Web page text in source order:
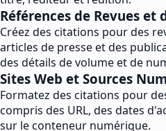
Références de Revues et
Créez des citations pour des
articles de presse et des
des détails de volume et de
Sites Web et Sources
Formatez des citations pour
compris des URL, des dates
sur le conteneur numérique.